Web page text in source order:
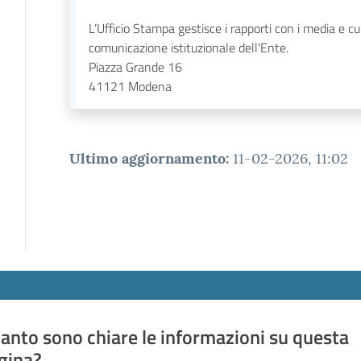
L’Ufficio Stampa gestisce i rapporti con i media e
comunicazione istituzionale dell'Ente.
Piazza Grande 16
41121 Modena
Ultimo aggiornamento: 11-02-2026, 11:02
sono chiare le informazioni su questa